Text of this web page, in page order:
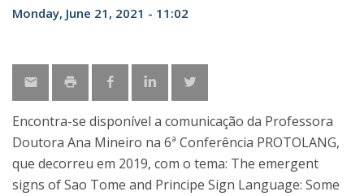
Monday, June 21, 2021 - 11:02
Encontra-se disponível a comunicação da Professora
Doutora Ana Mineiro na 6ª Conferência PROTOLANG,
que decorreu em 2019, com o tema: The emergent
signs of Sao Tome and Principe Sign Language: Some